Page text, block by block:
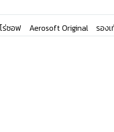
ร่ซอฟ Aerosoft Original รองเ